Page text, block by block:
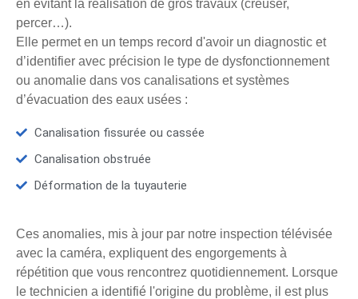
en évitant la réalisation de gros travaux (creuser,
percer…).
Elle permet en un temps record d'avoir un diagnostic et
d’identifier avec précision le type de dysfonctionnement
ou anomalie dans vos canalisations et systèmes
d’évacuation des eaux usées :
Canalisation fissurée ou cassée
Canalisation obstruée
Déformation de la tuyauterie
Ces anomalies, mis à jour par notre inspection télévisée
avec la caméra, expliquent des engorgements à
répétition que vous rencontrez quotidiennement. Lorsque
le technicien a identifié l'origine du problème, il est plus